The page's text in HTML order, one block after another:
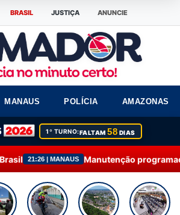
BRASIL JUSTIÇA ANUNCIE
MANAUS POLÍCIA AMAZONAS
1º TURNO:FALTAM58 DIAS
Manutenção programada na Ponta do